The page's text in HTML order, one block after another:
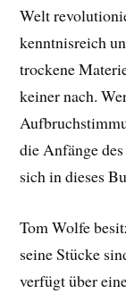
Welt
kenntnisreich
trockene
keiner nach.
die Anfänge
sich in dieses
Tom Wolfe
seine Stücke
verfügt über